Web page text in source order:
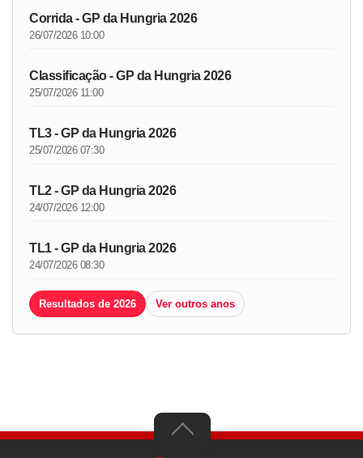
Corrida - GP da Hungria 2026
26/07/2026 10:00
Classificação - GP da Hungria 2026
25/07/2026 11:00
TL3 - GP da Hungria 2026
25/07/2026 07:30
TL2 - GP da Hungria 2026
24/07/2026 12:00
TL1 - GP da Hungria 2026
24/07/2026 08:30
Resultados de 2026 Ver outros anos